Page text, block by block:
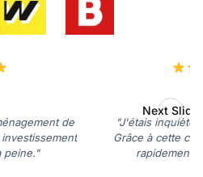
de
peine."
"J'étais inquiète
Grâce à cette
rapidement
Next Slide